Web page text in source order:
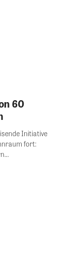
60
Initiative
fort: